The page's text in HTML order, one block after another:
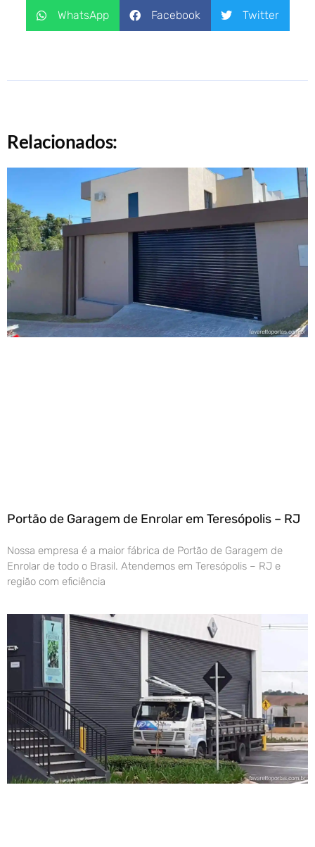
WhatsApp Facebook Twitter
Relacionados:
Portão de Garagem de Enrolar em Teresópolis – RJ
Nossa empresa é a maior fábrica de Portão de Garagem de
Enrolar de todo o Brasil. Atendemos em Teresópolis – RJ e
região com eficiência